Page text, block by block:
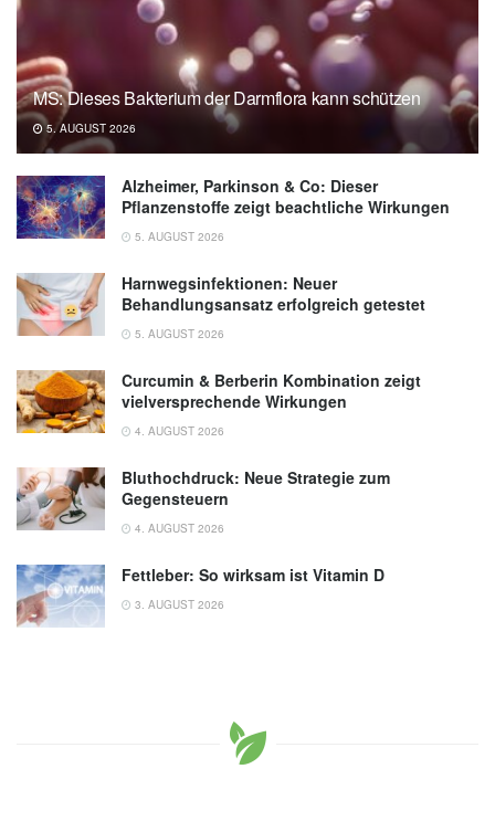
MS: Dieses Bakterium der Darmflora kann schützen
5. AUGUST 2026
Alzheimer, Parkinson & Co: Dieser
Pflanzenstoffe zeigt beachtliche Wirkungen
5. AUGUST 2026
Harnwegsinfektionen: Neuer
Behandlungsansatz erfolgreich getestet
5. AUGUST 2026
Curcumin & Berberin Kombination zeigt
vielversprechende Wirkungen
4. AUGUST 2026
Bluthochdruck: Neue Strategie zum
Gegensteuern
4. AUGUST 2026
Fettleber: So wirksam ist Vitamin D
3. AUGUST 2026